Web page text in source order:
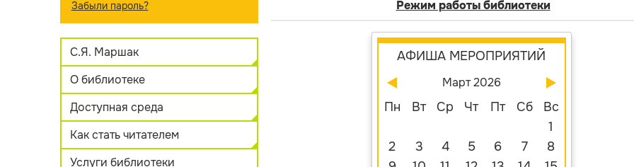
Забыли пароль?
С.Я. Маршак
О библиотеке
Доступная среда
Как стать читателем
Услуги библиотеки
Режим работы библиотеки
АФИША МЕРОПРИЯТИЙ
Март 2026
Пн Вт Ср Чт Пт Сб
Вс
1
2
3 4 5 6 7
8